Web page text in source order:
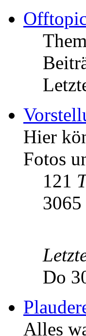
Hier
Fotos
121
3065
Do
Alles